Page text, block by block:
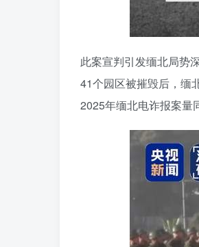
此案宣判引发缅北局势
41个园区被摧毁后，缅
2025年缅北电诈报案量